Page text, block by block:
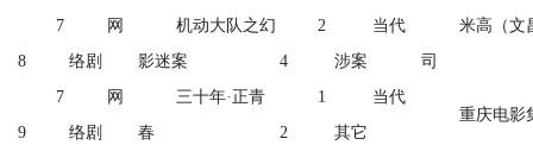
7
8
网
络剧
机动大队之幻
影迷案
2
4
当代
涉案
米高（文
司
7
9
网
络剧
三十年·正青
春
1
2
当代
其它
重庆电影